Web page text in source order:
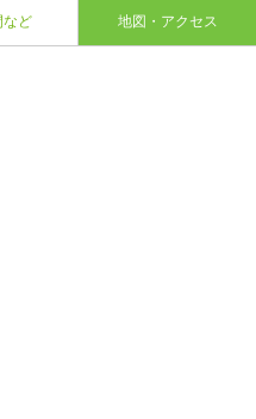
など 地図・アクセス